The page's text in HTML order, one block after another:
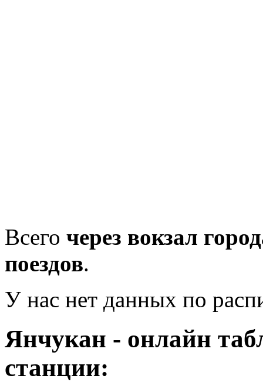
Всего через вокзал
поездов.
У нас нет данных по
Янчукан - онлайн
станции: